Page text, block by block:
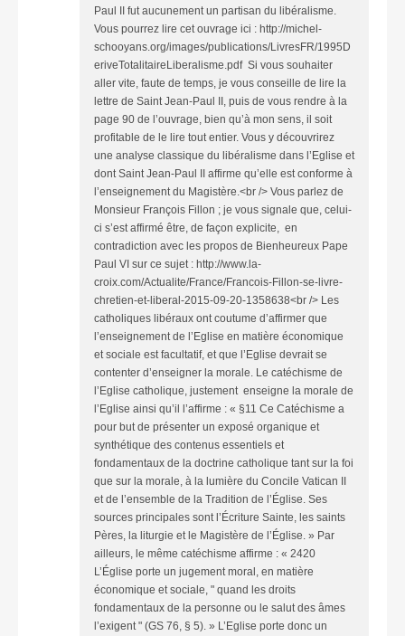
Paul II fut aucunement un partisan du libéralisme.
Vous pourrez lire cet ouvrage ici : http://michel-
schooyans.org/images/publications/LivresFR/1995D
eriveTotalitaireLiberalisme.pdf Si vous souhaiter
aller vite, faute de temps, je vous conseille de lire la
lettre de Saint Jean-Paul II, puis de vous rendre à la
page 90 de l’ouvrage, bien qu’à mon sens, il soit
profitable de le lire tout entier. Vous y découvrirez
une analyse classique du libéralisme dans l’Eglise et
dont Saint Jean-Paul II affirme qu’elle est conforme à
l’enseignement du Magistère.<br /> Vous parlez de
Monsieur François Fillon ; je vous signale que, celui-
ci s’est affirmé être, de façon explicite, en
contradiction avec les propos de Bienheureux Pape
Paul VI sur ce sujet : http://www.la-
croix.com/Actualite/France/Francois-Fillon-se-livre-
chretien-et-liberal-2015-09-20-1358638<br /> Les
catholiques libéraux ont coutume d’affirmer que
l’enseignement de l’Eglise en matière économique
et sociale est facultatif, et que l’Eglise devrait se
contenter d’enseigner la morale. Le catéchisme de
l’Eglise catholique, justement enseigne la morale de
l’Eglise ainsi qu’il l’affirme : « §11 Ce Catéchisme a
pour but de présenter un exposé organique et
synthétique des contenus essentiels et
fondamentaux de la doctrine catholique tant sur la foi
que sur la morale, à la lumière du Concile Vatican II
et de l’ensemble de la Tradition de l’Église. Ses
sources principales sont l’Écriture Sainte, les saints
Pères, la liturgie et le Magistère de l’Église. » Par
ailleurs, le même catéchisme affirme : « 2420
L’Église porte un jugement moral, en matière
économique et sociale, " quand les droits
fondamentaux de la personne ou le salut des âmes
l’exigent " (GS 76, § 5). » L’Eglise porte donc un